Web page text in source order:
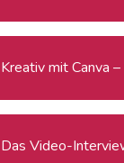
Kreativ mit Canva
Das Video-